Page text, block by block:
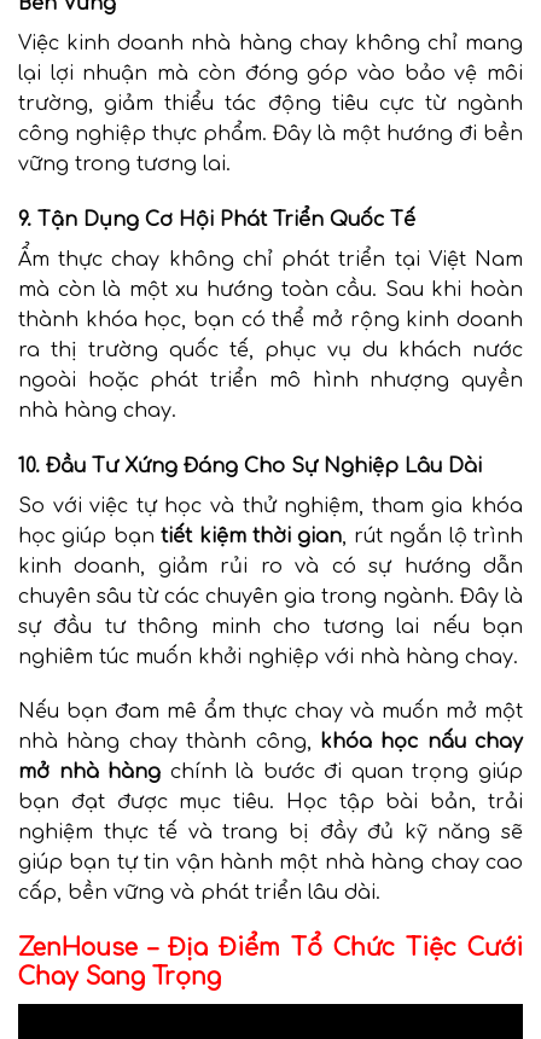
Việc kinh doanh nhà hàng chay không chỉ mang
lại lợi nhuận mà còn đóng góp vào bảo vệ môi
trường, giảm thiểu tác động tiêu cực từ ngành
công nghiệp thực phẩm. Đây là một hướng đi bền
vững trong tương lai.
9. Tận Dụng Cơ Hội Phát Triển Quốc Tế
Ẩm thực chay không chỉ phát triển tại Việt Nam
mà còn là một xu hướng toàn cầu. Sau khi hoàn
thành khóa học, bạn có thể mở rộng kinh doanh
ra thị trường quốc tế, phục vụ du khách nước
ngoài hoặc phát triển mô hình nhượng quyền
nhà hàng chay.
10. Đầu Tư Xứng Đáng Cho Sự Nghiệp Lâu Dài
So với việc tự học và thử nghiệm, tham gia khóa
học giúp bạntiết kiệm thời gian , rút ngắn lộ trình
kinh doanh, giảm rủi ro và có sự hướng dẫn
chuyên sâu từ các chuyên gia trong ngành. Đây là
sự đầu tư thông minh cho tương lai nếu bạn
nghiêm túc muốn khởi nghiệp với nhà hàng chay.
Nếu bạn đam mê ẩm thực chay và muốn mở một
nhà hàng chay thành công, khóa học nấu chay
mở nhà hàng chính là bước đi quan trọng giúp
bạn đạt được mục tiêu. Học tập bài bản, trải
nghiệm thực tế và trang bị đầy đủ kỹ năng sẽ
giúp bạn tự tin vận hành một nhà hàng chay cao
cấp, bền vững và phát triển lâu dài.
ZenHouse – Địa Điểm Tổ Chức Tiệc Cưới
Chay Sang Trọng